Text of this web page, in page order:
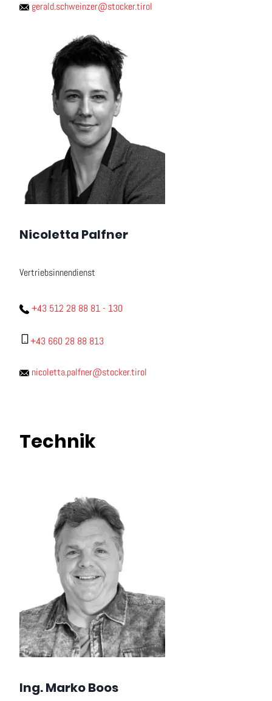
gerald.schweinzer@stocker.tirol
Nicoletta Palfner
Vertriebsinnendienst
+43 512 28 88 81 - 130
+43 660 28 88 813
nicoletta.palfner@stocker.tirol
Technik
Ing. Marko Boos